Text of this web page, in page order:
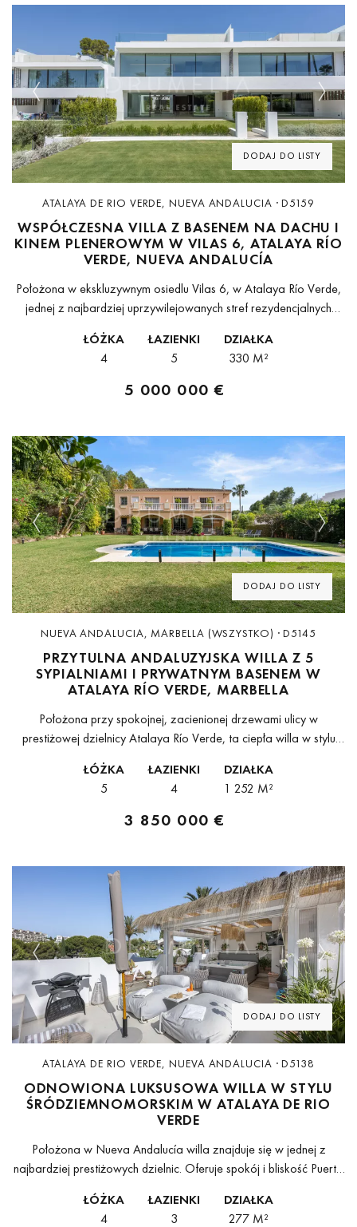
DODAJ DO LISTY
Previous Next
ATALAYA DE RIO VERDE, NUEVA ANDALUCIA · D5159
WSPÓŁCZESNA VILLA Z BASENEM NA DACHU I
KINEM PLENEROWYM W VILAS 6, ATALAYA RÍO
VERDE, NUEVA ANDALUCÍA
Położona w ekskluzywnym osiedlu Vilas 6, w Atalaya Río Verde,
jednej z najbardziej uprzywilejowanych stref rezydencjalnych
bliźniaczej stanowi doskonałe połączenie awangardowej
architektury,...
ŁÓŻKA
4
ŁAZIENKI
5
DZIAŁKA
330 M²
5 000 000 €
DODAJ DO LISTY
Previous Next
NUEVA ANDALUCIA, MARBELLA (WSZYSTKO) · D5145
PRZYTULNA ANDALUZYJSKA WILLA Z 5
SYPIALNIAMI I PRYWATNYM BASENEM W
ATALAYA RÍO VERDE, MARBELLA
Położona przy spokojnej, zacienionej drzewami ulicy w
prestiżowej dzielnicy Atalaya Río Verde, ta ciepła willa w stylu
prywatności i komfortu zaledwie kilka kroków od Puerto...
ŁÓŻKA
5
ŁAZIENKI
4
DZIAŁKA
1 252 M²
3 850 000 €
DODAJ DO LISTY
Previous Next
ATALAYA DE RIO VERDE, NUEVA ANDALUCIA · D5138
ODNOWIONA LUKSUSOWA WILLA W STYLU
ŚRÓDZIEMNOMORSKIM W ATALAYA DE RIO
VERDE
Położona w Nueva Andalucía willa znajduje się w jednej z
najbardziej prestiżowych dzielnic. Oferuje spokój i bliskość Puerto
łączy...
ŁÓŻKA
4
ŁAZIENKI
3
DZIAŁKA
277 M²